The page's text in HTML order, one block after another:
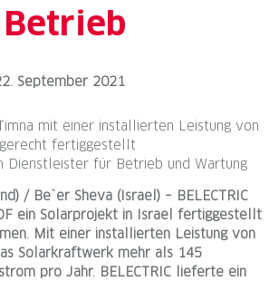
Betrieb
September 2021
mit einer installierten Leistung von
fertiggestellt
Dienstleister für Betrieb und Wartung
/ Be`er Sheva (Israel) – BELECTRIC
ein Solarprojekt in Israel fertiggestellt
Mit einer installierten Leistung von
Solarkraftwerk mehr als 145
pro Jahr. BELECTRIC lieferte ein